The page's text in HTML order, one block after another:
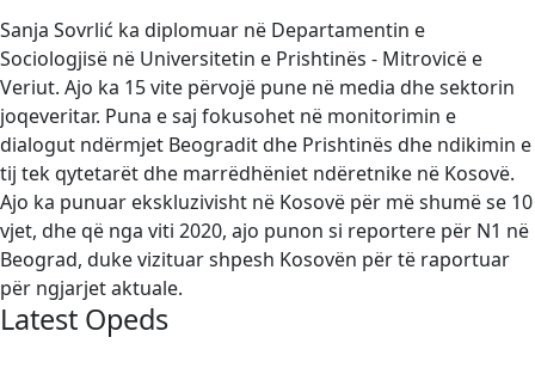
Sanja Sovrlić ka diplomuar në Departamentin e
Sociologjisë në Universitetin e Prishtinës - Mitrovicë e
Veriut. Ajo ka 15 vite përvojë pune në media dhe sektorin
joqeveritar. Puna e saj fokusohet në monitorimin e
dialogut ndërmjet Beogradit dhe Prishtinës dhe ndikimin e
tij tek qytetarët dhe marrëdhëniet ndëretnike në Kosovë.
Ajo ka punuar ekskluzivisht në Kosovë për më shumë se 10
vjet, dhe që nga viti 2020, ajo punon si reportere për N1 në
Beograd, duke vizituar shpesh Kosovën për të raportuar
për ngjarjet aktuale.
Latest Opeds